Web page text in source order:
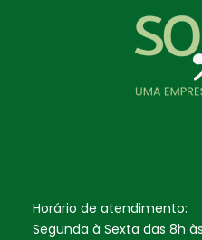
Horário de atendimento:
Segunda à Sexta das 8h